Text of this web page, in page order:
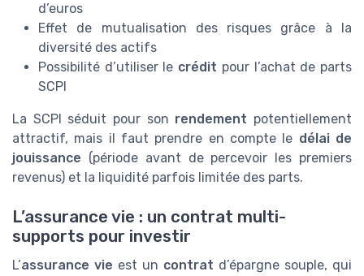
d’euros
Effet de mutualisation des risques grâce à la
diversité des actifs
Possibilité d’utiliser le crédit pour l’achat de parts
SCPI
La SCPI séduit pour son rendement potentiellement
attractif, mais il faut prendre en compte le délai de
jouissance (période avant de percevoir les premiers
revenus) et la liquidité parfois limitée des parts.
L’assurance vie : un contrat multi-
supports pour investir
L’assurance vie est un contrat d’épargne souple, qui